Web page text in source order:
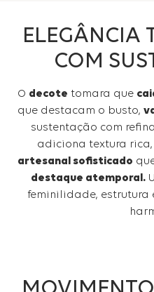
ELEGÂNCIA
COM
O decote tomara que
que destacam o busto,
sustentação com
adiciona textura
artesanal sofisticado
destaque atemporal.
feminilidade, estrutura